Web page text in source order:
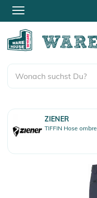
ZIENER
TIFFIN Hose ombre